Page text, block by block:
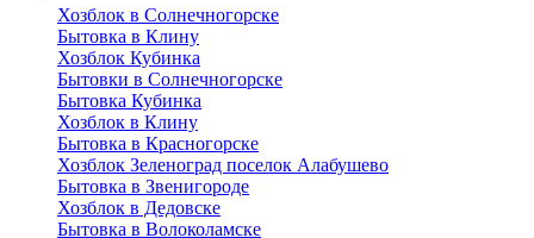
Хозблок в Солнечногорске
Бытовка в Клину
Хозблок Кубинка
Бытовки в Солнечногорске
Бытовка Кубинка
Хозблок в Клину
Бытовка в Красногорске
Хозблок Зеленоград поселок Алабушево
Бытовка в Звенигороде
Хозблок в Дедовске
Бытовка в Волоколамске